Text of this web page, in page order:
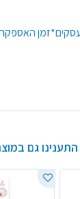
לכל הארץ עד 5 ימי
גם